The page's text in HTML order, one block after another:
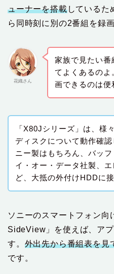
ューナーを搭載しているた
ら同時刻に別の2番組を録
花織さん
家族で見たい番
てよくあるのよ
画できるのは便
「X80Jシリーズ」は、様
ディスクについて動作確
ニー製はもちろん、バッ
イ・オー・データ社製、
ど、大抵の外付けHDDに
ソニーのスマートフォン
SideView」を使えば、ア
す。 外出先から番組表を見
です。